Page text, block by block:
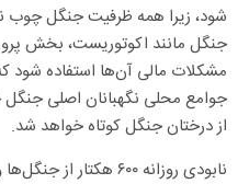
شود، زیرا همه ظرفیت جنگل چوب
جنگل مانند اکوتوریست، بخش
مشکلات مالی آن‌ها استفاده شود
جوامع محلی نگهبانان اصلی
از درختان جنگل کوتاه خواهد شد.
نابودی روزانه ۶۰۰ هکتار از جنگل‌ها و مراتع